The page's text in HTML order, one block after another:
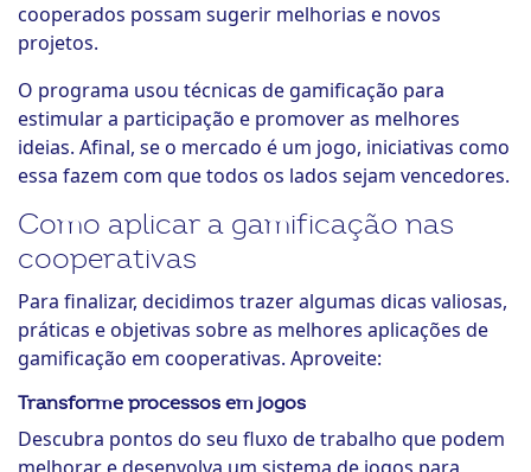
cooperados possam sugerir melhorias e novos
projetos.
O programa usou técnicas de gamificação para
estimular a participação e promover as melhores
ideias. Afinal, se o mercado é um jogo, iniciativas como
essa fazem com que todos os lados sejam vencedores.
Como aplicar a gamificação nas
cooperativas
Para finalizar, decidimos trazer algumas dicas valiosas,
práticas e objetivas sobre as melhores aplicações de
gamificação em cooperativas. Aproveite:
Transforme processos em jogos
Descubra pontos do seu fluxo de trabalho que podem